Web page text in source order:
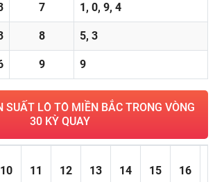
7 1, 0, 9, 4
8 5, 3
9 9
SUẤT LÔ TÔ MIỀN BẮC TRONG VÒNG
30 KỲ QUAY
10
11
12
13
14
15
16